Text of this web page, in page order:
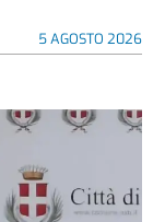
5 AGOSTO 2026